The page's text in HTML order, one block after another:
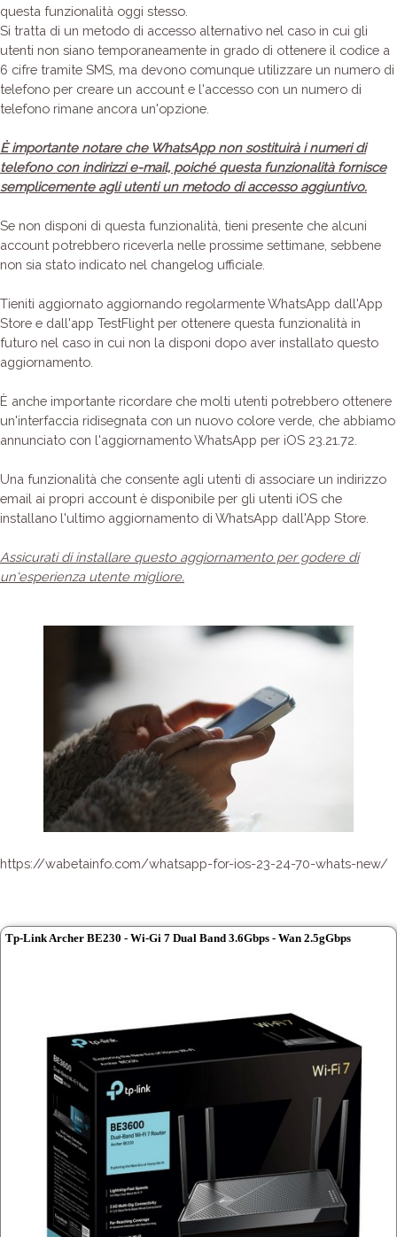
questa funzionalità oggi stesso.
Si tratta di un metodo di accesso alternativo nel caso in cui gli
utenti non siano temporaneamente in grado di ottenere il codice a
6 cifre tramite SMS, ma devono comunque utilizzare un numero di
telefono per creare un account e l'accesso con un numero di
telefono rimane ancora un'opzione.
È importante notare che WhatsApp non sostituirà i numeri di
telefono con indirizzi e-mail, poiché questa funzionalità fornisce
semplicemente agli utenti un metodo di accesso aggiuntivo.
Se non disponi di questa funzionalità, tieni presente che alcuni
account potrebbero riceverla nelle prossime settimane, sebbene
non sia stato indicato nel changelog ufficiale.
Tieniti aggiornato aggiornando regolarmente WhatsApp dall'App
Store e dall'app TestFlight per ottenere questa funzionalità in
futuro nel caso in cui non la disponi dopo aver installato questo
aggiornamento.
È anche importante ricordare che molti utenti potrebbero ottenere
un'interfaccia ridisegnata con un nuovo colore verde, che abbiamo
annunciato con l'aggiornamento WhatsApp per iOS 23.21.72.
Una funzionalità che consente agli utenti di associare un indirizzo
email ai propri account è disponibile per gli utenti iOS che
installano l'ultimo aggiornamento di WhatsApp dall'App Store.
Assicurati di installare questo aggiornamento per godere di
un'esperienza utente migliore.
https://wabetainfo.com/whatsapp-for-ios-23-24-70-whats-new/
Tp-Link Archer BE230 - Wi-Gi 7 Dual Band 3.6Gbps - Wan 2.5gGbps